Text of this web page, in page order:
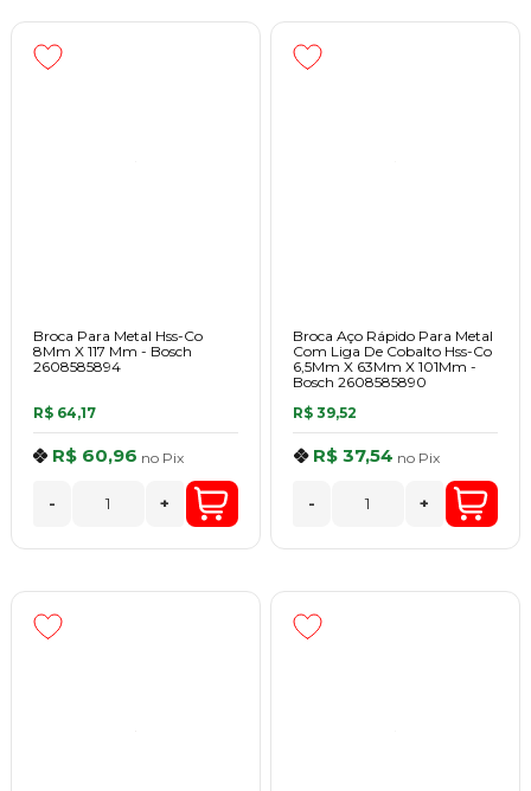
Broca Para Metal Hss-Co
8Mm X 117 Mm - Bosch
2608585894
R$ 64,17
R$ 60,96 no Pix
- +
Broca Aço Rápido Para Metal
Com Liga De Cobalto Hss-Co
6,5Mm X 63Mm X 101Mm -
Bosch 2608585890
R$ 39,52
R$ 37,54 no Pix
- +